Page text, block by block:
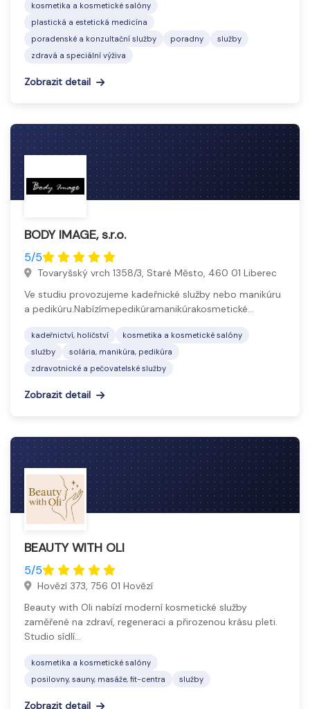
kosmetika a kosmetické salóny
plastická a estetická medicína
poradenské a konzultační služby
poradny
služby
zdravá a speciální výživa
Zobrazit detail
BODY IMAGE, s.r.o.
5/5
Tovaryšský vrch 1358/3, Staré Město, 460 01 Liberec
Ve studiu provozujeme kadeřnické služby nebo manikúru
a pedikúru.Nabízímepedikúramanikúrakosmetické…
kadeřnictví, holičství
kosmetika a kosmetické salóny
služby
solária, manikúra, pedikúra
zdravotnické a pečovatelské služby
Zobrazit detail
BEAUTY WITH OLI
5/5
Hovězí 373, 756 01 Hovězí
Beauty with Oli nabízí moderní kosmetické služby
zaměřené na zdraví, regeneraci a přirozenou krásu pleti.
Studio sídlí…
kosmetika a kosmetické salóny
posilovny, sauny, masáže, fit-centra
služby
Zobrazit detail